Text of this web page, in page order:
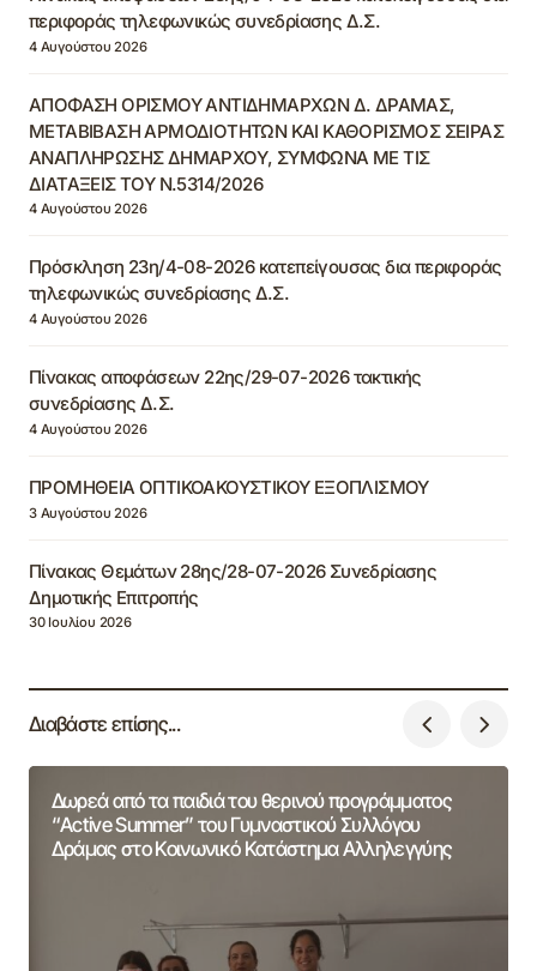
περιφοράς τηλεφωνικώς συνεδρίασης Δ.Σ.
4 Αυγούστου 2026
ΑΠΟΦΑΣΗ ΟΡΙΣΜΟΥ ΑΝΤΙΔΗΜΑΡΧΩΝ Δ. ΔΡΑΜΑΣ,
ΜΕΤΑΒΙΒΑΣΗ ΑΡΜΟΔΙΟΤΗΤΩΝ ΚΑΙ ΚΑΘΟΡΙΣΜΟΣ ΣΕΙΡΑΣ
ΑΝΑΠΛΗΡΩΣΗΣ ΔΗΜΑΡΧΟΥ, ΣΥΜΦΩΝΑ ΜΕ ΤΙΣ
ΔΙΑΤΑΞΕΙΣ ΤΟΥ Ν.5314/2026
4 Αυγούστου 2026
Πρόσκληση 23η/4-08-2026 κατεπείγουσας δια περιφοράς
τηλεφωνικώς συνεδρίασης Δ.Σ.
4 Αυγούστου 2026
Πίνακας αποφάσεων 22ης/29-07-2026 τακτικής
συνεδρίασης Δ.Σ.
4 Αυγούστου 2026
ΠΡΟΜΗΘΕΙΑ ΟΠΤΙΚΟΑΚΟΥΣΤΙΚΟΥ ΕΞΟΠΛΙΣΜΟΥ
3 Αυγούστου 2026
Πίνακας Θεμάτων 28ης/28-07-2026 Συνεδρίασης
Δημοτικής Επιτροπής
30 Ιουλίου 2026
Διαβάστε επίσης...
Δωρεά από τα παιδιά του θερινού προγράμματος
“Active Summer” του Γυμναστικού Συλλόγου
Δράμας στο Κοινωνικό Κατάστημα Αλληλεγγύης